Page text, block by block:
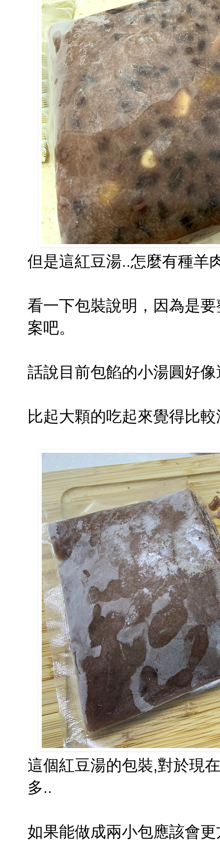
但是這紅豆湯..怎麼有種羊
看一下包裝說明，因為是
案吧。
話說目前包餡的小湯圓好
比起大顆的吃起來覺得比
這個紅豆湯的包裝,對於現
多..
如果能做成兩小包應該會